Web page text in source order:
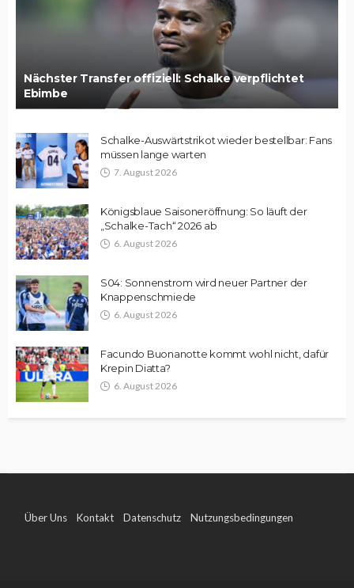
Nächster Transfer offiziell: Schalke verpflichtet
Ebimbe
Schalke-Auswärtstrikot wieder bestellbar: Fans
müssen lange warten
7. August 2026
Königsblaue Saisoneröffnung: So läuft der
„Schalke-Tach“ 2026 ab
6. August 2026
S04: Sonnenstrom wird neuer Partner der
Knappenschmiede
6. August 2026
Facundo Buonanotte kommt wohl nicht, dafür
Krepin Diatta?
6. August 2026
Über Uns Kontakt Datenschutz Nutzungsbedingungen